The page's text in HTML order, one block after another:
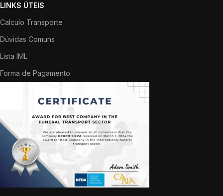
LINKS ÚTEIS
Calculo Transporte
Dúvidas Comuns
Lista IML
Forma de Pagamento